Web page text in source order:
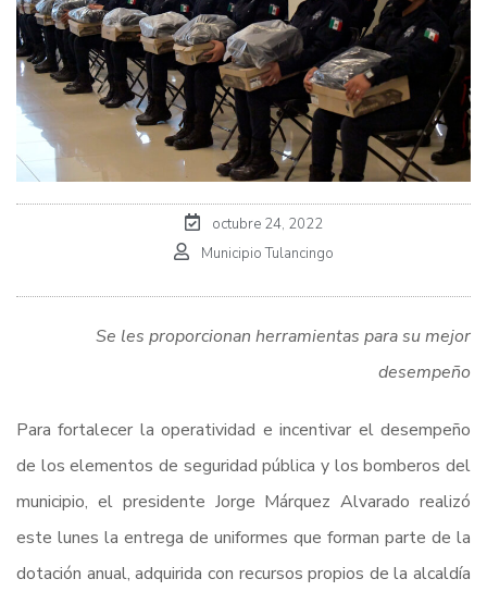
octubre 24, 2022
Municipio Tulancingo
Se les proporcionan herramientas para su mejor
desempeño
Para fortalecer la operatividad e incentivar el desempeño
de los elementos de seguridad pública y los bomberos del
municipio, el presidente Jorge Márquez Alvarado realizó
este lunes la entrega de uniformes que forman parte de la
dotación anual, adquirida con recursos propios de la alcaldía